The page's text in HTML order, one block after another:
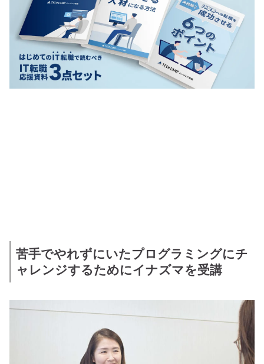
苦手でやれずにいたプログラミングにチ
ャレンジするためにイナズマを受講